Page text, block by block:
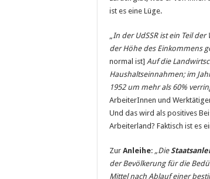
ist es eine Lüge.
In der UdSSR ist ein Teil
der Höhe des Einkommens
normal ist] Auf die
Haushaltseinnahmen; im
1952 um mehr als 60%
ArbeiterInnen und
Und das wird als positives
Arbeiterland? Faktisch ist es
Zur Anleihe: „Die
der Bevölkerung für die
Mittel nach Ablauf einer